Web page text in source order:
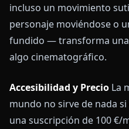
incluso un movimiento
personaje moviéndose o
fundido — transforma una
algo cinematográfico.
Accesibilidad y Precio La
mundo no sirve de nada
una suscripción de 100 €/